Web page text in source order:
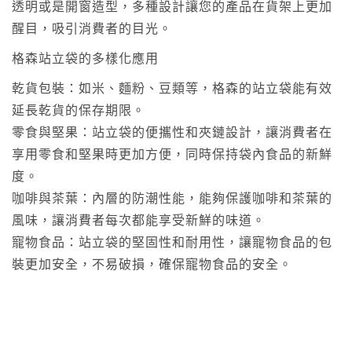
透明或是開窗造型，多種設計讓您的產品在貨架上更加
醒目，吸引消費者的目光。
格森站立袋的多樣化應用
乾貨包裝：如米、麵粉、豆類等，格森的站立袋能有效
延長乾貨的保存期限。
零食與堅果：站立袋的便攜性和夾鏈設計，讓消費者在
享用零食和堅果時更加方便，同時保持袋內食品的新鮮
度。
咖啡與茶葉：內層的防潮性能，能夠保護咖啡和茶葉的
風味，讓消費者每次都能享受新鮮的味道。
寵物食品：站立袋的堅固性和耐用性，讓寵物食品的包
裝更加安全，不易破損，確保寵物食品的安全。